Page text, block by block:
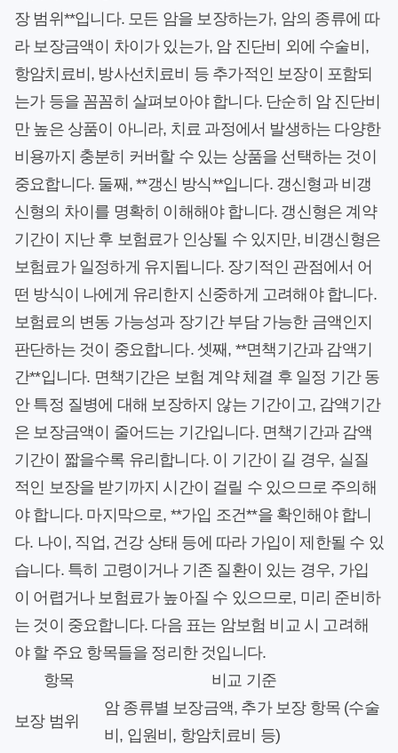
장 범위**입니다. 모든 암을 보장하는가, 암의 종류에 따
라 보장금액이 차이가 있는가, 암 진단비 외에 수술비,
항암치료비, 방사선치료비 등 추가적인 보장이 포함되
는가 등을 꼼꼼히 살펴보아야 합니다. 단순히 암 진단비
만 높은 상품이 아니라, 치료 과정에서 발생하는 다양한
비용까지 충분히 커버할 수 있는 상품을 선택하는 것이
중요합니다. 둘째, **갱신 방식**입니다. 갱신형과 비갱
신형의 차이를 명확히 이해해야 합니다. 갱신형은 계약
기간이 지난 후 보험료가 인상될 수 있지만, 비갱신형은
보험료가 일정하게 유지됩니다. 장기적인 관점에서 어
떤 방식이 나에게 유리한지 신중하게 고려해야 합니다.
보험료의 변동 가능성과 장기간 부담 가능한 금액인지
판단하는 것이 중요합니다. 셋째, **면책기간과 감액기
간**입니다. 면책기간은 보험 계약 체결 후 일정 기간 동
안 특정 질병에 대해 보장하지 않는 기간이고, 감액기간
은 보장금액이 줄어드는 기간입니다. 면책기간과 감액
기간이 짧을수록 유리합니다. 이 기간이 길 경우, 실질
적인 보장을 받기까지 시간이 걸릴 수 있으므로 주의해
야 합니다. 마지막으로, **가입 조건**을 확인해야 합니
다. 나이, 직업, 건강 상태 등에 따라 가입이 제한될 수 있
습니다. 특히 고령이거나 기존 질환이 있는 경우, 가입
이 어렵거나 보험료가 높아질 수 있으므로, 미리 준비하
는 것이 중요합니다. 다음 표는 암보험 비교 시 고려해
야 할 주요 항목들을 정리한 것입니다.
항목
비교 기준
보장 범위
암 종류별 보장금액, 추가 보장 항목 (수술
비, 입원비, 항암치료비 등)